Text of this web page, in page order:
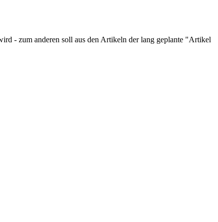
- zum anderen soll aus den Artikeln der lang geplante "Artikel